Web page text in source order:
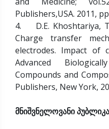
Publishers,USA. 2011,
4. D.E. Khoshtariya,
Charge transfer
electrodes. Impact of
Advanced
Compounds and
Publishers, New York,
მნიშვნელოვანი